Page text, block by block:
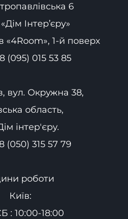
6
Інтер’єру»
«4Room», 1-й поверх
(095) 015 53 85
вул. Окружна 38,
область,
інтер'єру.
(050) 315 57 79
роботи
Київ:
: 10:00-18:00